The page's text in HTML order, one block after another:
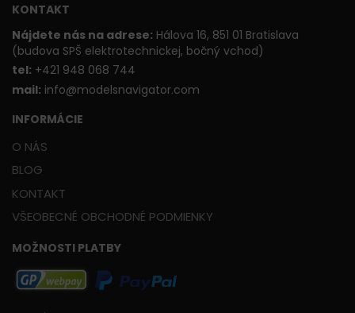
KONTAKT
Nájdete nás na adrese: Hálova 16, 851 01 Bratislava
(budova SPŠ elektrotechnickej, bočný vchod)
tel: +421 948 068 744
mail: info@modelsnavigator.com
INFORMÁCIE
O NÁS
BLOG
KONTAKT
VŠEOBECNÉ OBCHODNÉ PODMIENKY
MOŽNOSTI PLATBY